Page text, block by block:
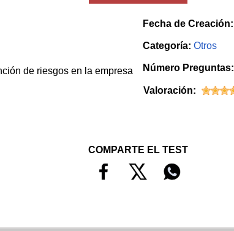
de riesgos en la empresa
Fecha de Creación:
Categoría: Otros
Número Preguntas:
Valoración:
COMPARTE EL TEST